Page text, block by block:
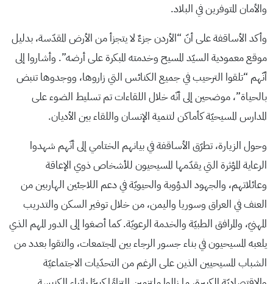
والأمان المتوفرين في البلاد.
وأكد الأساقفة على أنّ “الأردن جزءٌ لا يتجزأ من الأرض المقدّسة، بدليل
موقع معمودية السيّد المسيح وخدمته المبكرة على أرضه”. وأشاروا إلى
أنّهم “تلقوا الترحيب في جميع الكنائس التي زاروها، ووجدوها تنبض
بالحياة”، موضحين إلى أنّه خلال اللقاءات تم تسليط الضوء على
المدارس المسيحيّة كأماكن لتنمية الإنسان واللقاء بين الأديان.
وحول الزيارة، تطرّق الأساقفة في بيانهم الختامي إلى أنّهم شهدوا
الرعاية المؤثرة التي يقدّمها المسيحيون للأشخاص ذوي الإعاقة
وعائلاتهم، والجهود الدؤوبة والحيويّة في دعم اللاجئين الهاربين من
العنف في العراق وسوريا واليمن، من خلال توفير السكن والتدريب
المهنيّ، والمرافق الطبيّة والخدمة الرعويّة. كما أصغوا إلى الدور المهم الذي
يلعبه المسيحيون في بناء جسور الرجاء بين المجتمعات، والتقوا بعدد من
الشباب المسيحيين الذين على الرغم من التحدّيات الاجتماعيّة